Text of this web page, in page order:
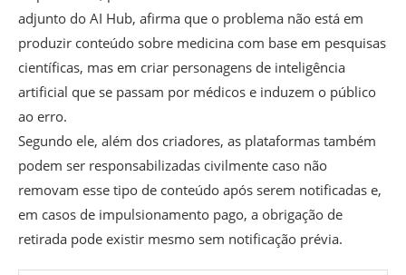
adjunto do AI Hub, afirma que o problema não está em
produzir conteúdo sobre medicina com base em pesquisas
científicas, mas em criar personagens de inteligência
artificial que se passam por médicos e induzem o público
ao erro.
Segundo ele, além dos criadores, as plataformas também
podem ser responsabilizadas civilmente caso não
removam esse tipo de conteúdo após serem notificadas e,
em casos de impulsionamento pago, a obrigação de
retirada pode existir mesmo sem notificação prévia.